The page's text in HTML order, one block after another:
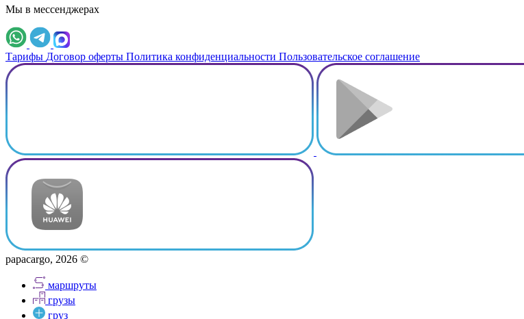
Мы в мессенджерах
Тарифы Договор оферты Политика конфиденциальности Пользовательское соглашение
papacargo, 2026 ©
маршруты
грузы
груз